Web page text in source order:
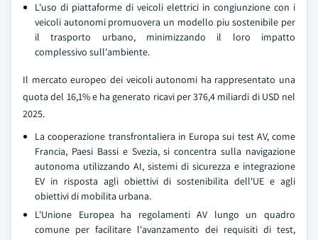
L'uso di piattaforme di veicoli elettrici in congiunzione con i
veicoli autonomi promuovera un modello piu sostenibile per
il trasporto urbano, minimizzando il loro impatto
complessivo sull'ambiente.
Il mercato europeo dei veicoli autonomi ha rappresentato una
quota del 16,1% e ha generato ricavi per 376,4 miliardi di USD nel
2025.
La cooperazione transfrontaliera in Europa sui test AV, come
Francia, Paesi Bassi e Svezia, si concentra sulla navigazione
autonoma utilizzando AI, sistemi di sicurezza e integrazione
EV in risposta agli obiettivi di sostenibilita dell'UE e agli
obiettivi di mobilita urbana.
L'Unione Europea ha regolamenti AV lungo un quadro
comune per facilitare l'avanzamento dei requisiti di test,